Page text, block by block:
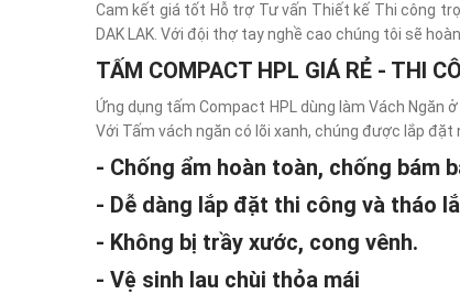
Cam kết giá tốt Hỗ trợ Tư vấn Thiết kế Thi công trọn
DAK LAK. Với đội thợ tay nghề cao chúng tôi sẽ
TẤM COMPACT HPL GIÁ RẺ - THI
Ứng dụng tấm Compact HPL dùng làm Vách Ngăn
Với Tấm vách ngăn có lõi xanh, chúng được lắp
- Chống ẩm hoàn toàn, chống bám
- Dễ dàng lắp đặt thi công và tháo
- Không bị trầy xước, cong vênh.
- Vệ sinh lau chùi thỏa mái